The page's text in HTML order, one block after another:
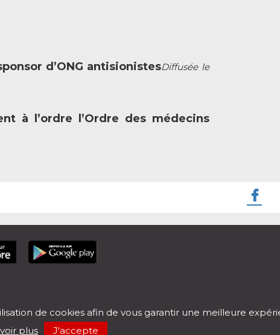
d’ONG antisionistesDiffusée le
à l’ordre l’Ordre des médecins
de cookies afin de vous garantir une meilleure
plus
J'accepte